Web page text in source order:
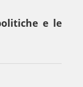
e le